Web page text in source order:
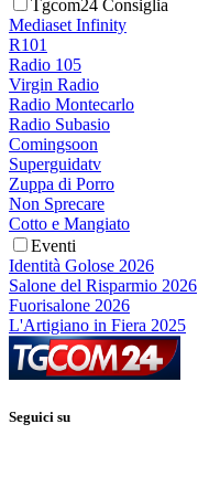
Tgcom24 Consiglia
Mediaset Infinity
R101
Radio 105
Virgin Radio
Radio Montecarlo
Radio Subasio
Comingsoon
Superguidatv
Zuppa di Porro
Non Sprecare
Cotto e Mangiato
Eventi
Identità Golose 2026
Salone del Risparmio 2026
Fuorisalone 2026
L'Artigiano in Fiera 2025
Seguici su